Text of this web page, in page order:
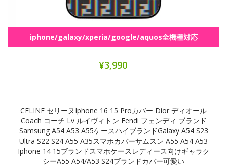
iphone/galaxy/xperia/google/aquos全機種対応
¥3,990
CELINE セリーヌiphone 16 15 Proカバー Dior ディオール
Coach コーチ Lv ルイヴィトン Fendi フェンディ ブランド
Samsung A54 A53 A55ケースハイブランドgalaxy A54 S23
Ultra S22 S24 A55 A35スマホカバーサムスン A55 A54 A53
Iphone 14 15ブランドスマホケースレディース向けギャラク
シーA55 A54/a53 S24ブランドカバー可愛い